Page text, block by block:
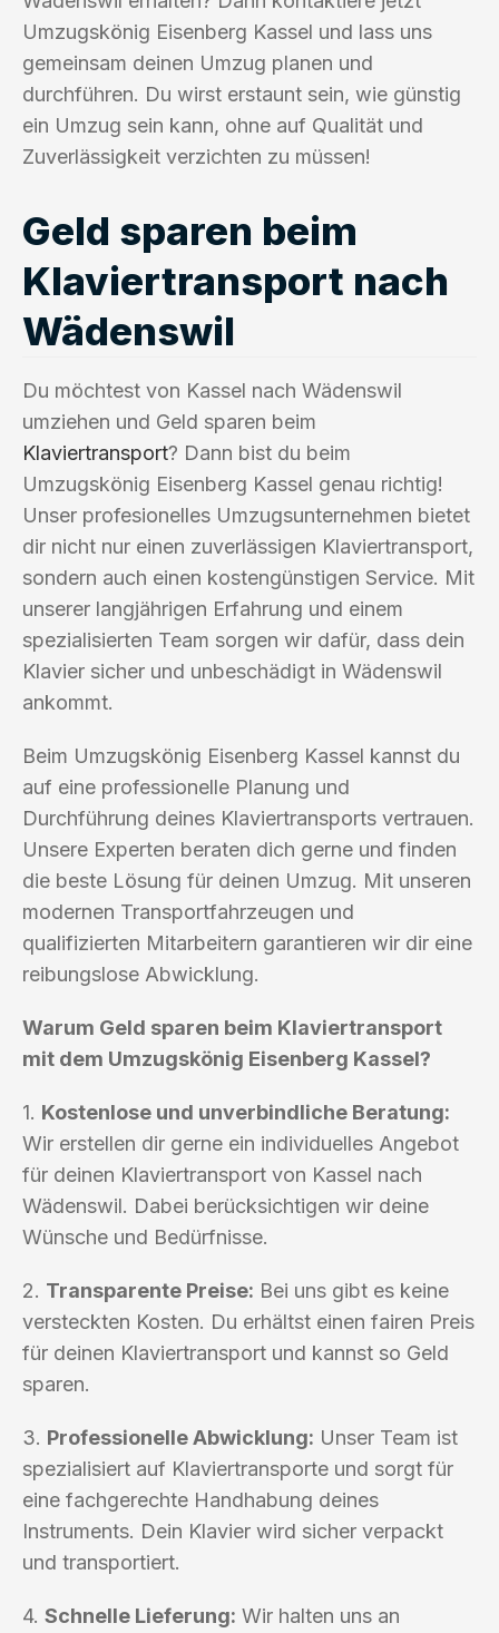
Umzugskönig Eisenberg Kassel und lass uns
gemeinsam deinen Umzug planen und
durchführen. Du wirst erstaunt sein, wie günstig
ein Umzug sein kann, ohne auf Qualität und
Zuverlässigkeit verzichten zu müssen!
Geld sparen beim
Klaviertransport nach
Wädenswil
Du möchtest von Kassel nach Wädenswil
umziehen und Geld sparen beim
Klaviertransport? Dann bist du beim
Umzugskönig Eisenberg Kassel genau richtig!
Unser profesionelles Umzugsunternehmen bietet
dir nicht nur einen zuverlässigen Klaviertransport,
sondern auch einen kostengünstigen Service. Mit
unserer langjährigen Erfahrung und einem
spezialisierten Team sorgen wir dafür, dass dein
Klavier sicher und unbeschädigt in Wädenswil
ankommt.
Beim Umzugskönig Eisenberg Kassel kannst du
auf eine professionelle Planung und
Durchführung deines Klaviertransports vertrauen.
Unsere Experten beraten dich gerne und finden
die beste Lösung für deinen Umzug. Mit unseren
modernen Transportfahrzeugen und
qualifizierten Mitarbeitern garantieren wir dir eine
reibungslose Abwicklung.
Warum Geld sparen beim Klaviertransport
mit dem Umzugskönig Eisenberg Kassel?
1. Kostenlose und unverbindliche Beratung:
Wir erstellen dir gerne ein individuelles Angebot
für deinen Klaviertransport von Kassel nach
Wädenswil. Dabei berücksichtigen wir deine
Wünsche und Bedürfnisse.
2. Transparente Preise: Bei uns gibt es keine
versteckten Kosten. Du erhältst einen fairen Preis
für deinen Klaviertransport und kannst so Geld
sparen.
3. Professionelle Abwicklung: Unser Team ist
spezialisiert auf Klaviertransporte und sorgt für
eine fachgerechte Handhabung deines
Instruments. Dein Klavier wird sicher verpackt
und transportiert.
4. Schnelle Lieferung: Wir halten uns an